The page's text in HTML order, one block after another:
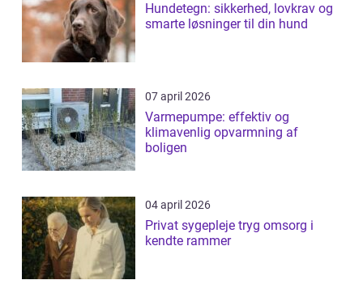
Hundetegn: sikkerhed, lovkrav og
smarte løsninger til din hund
07 april 2026
Varmepumpe: effektiv og
klimavenlig opvarmning af
boligen
04 april 2026
Privat sygepleje tryg omsorg i
kendte rammer